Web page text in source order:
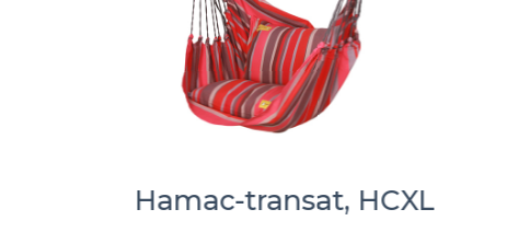
Hamac-transat, HCXL